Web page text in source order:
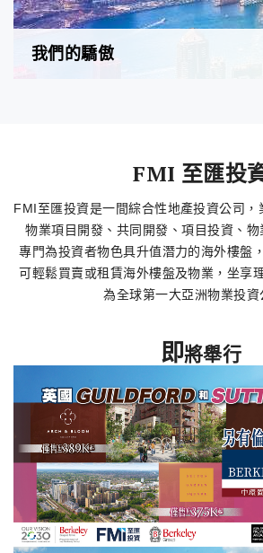
我們的驕傲
FMI 至匯投
FMI至匯投資是一間綜合性地產投資公司，
物業項目開發、共同開發、項目投資、物
專門為投資者物色具升值潛力的海外樓盤
可輕鬆買賣或租賃海外樓盤及物業，坐享
為全球第一大亞洲物業投資
即將舉行